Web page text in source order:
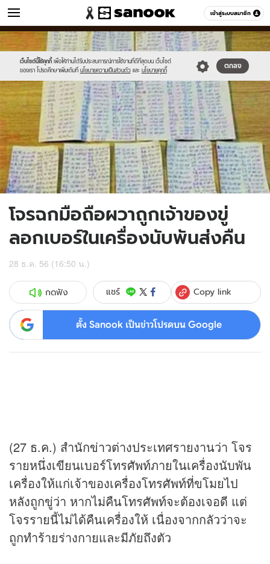
เข้าสู่ระบบสมาชิก
ข่าว หมวดอื่นๆ
เว็บไซต์นี้ใช้คุกกี้ เพื่อให้ท่านได้รับประสบการณ์การใช้งานที่ดีที่สุดบน เว็บไซต์
ของเรา โปรดศึกษาเพิ่มเติมที่ นโยบายความเป็นส่วนตัว และ นโยบายคุกกี้
ตกลง
Sanook
//s.isanook.com/sr/0/images/logo-
new-
sanook.png
600
60
//s.isanook.com/ns/0/ud/278/1391989/rh.jpg
โจรฉกมือถือผวาถูกเจ้าของขู่
ลอกเบอร์ในเครื่องนับพันส่งคืน
28 ธ.ค. 56 (16:50 น.)
กดฟัง แชร์ Copy link
ตั้ง Sanook เป็นข่าวโปรดบน Google
(27 ธ.ค.) สำนักข่าวต่างประเทศรายงานว่า โจร
รายหนึ่งเขียนเบอร์โทรศัพท์ภายในเครื่องนับพัน
เครื่องให้แก่เจ้าของเครื่องโทรศัพท์ที่ขโมยไป
หลังถูกขู่ว่า หากไม่คืนโทรศัพท์จะต้องเจอดี แต่
โจรรายนี้ไม่ได้คืนเครื่องให้ เนื่องจากกลัวว่าจะ
ถูกทำร้ายร่างกายและมีภัยถึงตัว